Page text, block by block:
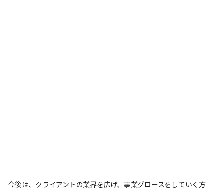
今後は、クライアントの業界を広げ、事業グロースをしていく方